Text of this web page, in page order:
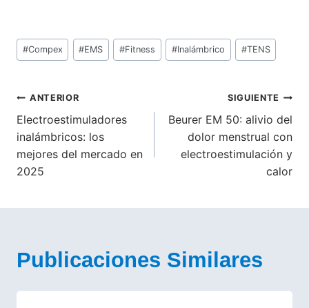
Etiquetas
de
entrada:
#Compex #EMS #Fitness #Inalámbrico #TENS
Navegación
de
entradas
ANTERIOR
Electroestimuladores
inalámbricos: los
mejores del mercado en
2025
SIGUIENTE
Beurer EM 50: alivio del
dolor menstrual con
electroestimulación y
calor
Publicaciones Similares